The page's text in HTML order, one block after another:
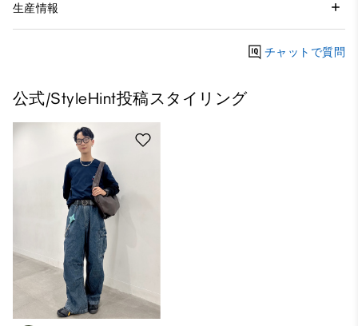
生産情報
チャットで質問
公式/StyleHint投稿スタイリング